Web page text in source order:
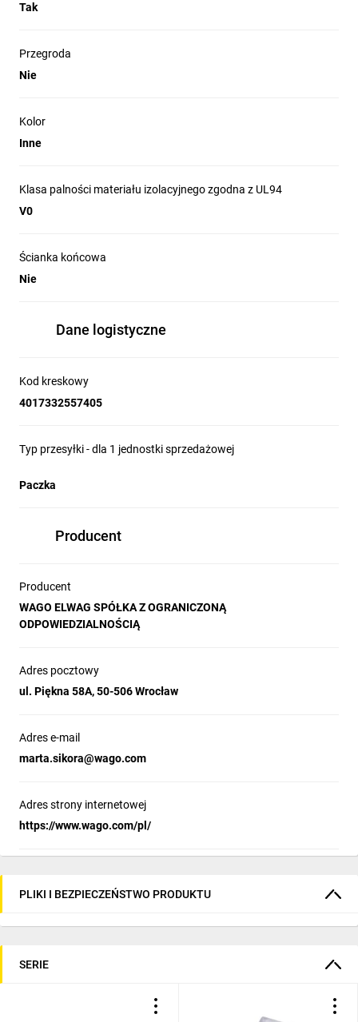
Tak
Przegroda
Nie
Kolor
Inne
Klasa palności materiału izolacyjnego zgodna z UL94
V0
Ścianka końcowa
Nie
Dane logistyczne
Kod kreskowy
4017332557405
Typ przesyłki - dla 1 jednostki sprzedażowej
Paczka
Producent
Producent
WAGO ELWAG SPÓŁKA Z OGRANICZONĄ
ODPOWIEDZIALNOŚCIĄ
Adres pocztowy
ul. Piękna 58A, 50-506 Wrocław
Adres e-mail
marta.sikora@wago.com
Adres strony internetowej
https://www.wago.com/pl/
PLIKI I BEZPIECZEŃSTWO PRODUKTU
SERIE